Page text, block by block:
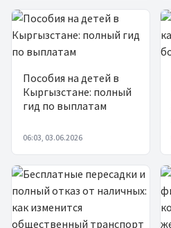
Пособия на детей в
Кыргызстане: полный
гид по выплатам
06:03, 03.06.2026